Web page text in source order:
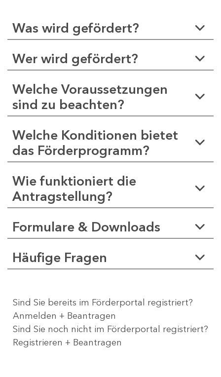
Was wird gefördert?
Wer wird gefördert?
Welche Voraussetzungen
sind zu beachten?
Welche Konditionen bietet
das Förderprogramm?
Wie funktioniert die
Antragstellung?
Formulare & Downloads
Häufige Fragen
Sind Sie bereits im Förderportal registriert?
Anmelden + Beantragen
Sind Sie noch nicht im Förderportal registriert?
Registrieren + Beantragen